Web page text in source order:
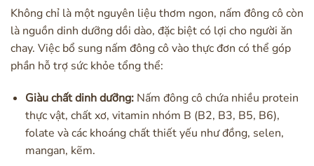
Không chỉ là một nguyên liệu thơm ngon, nấm đông cô còn
là nguồn dinh dưỡng dồi dào, đặc biệt có lợi cho người ăn
chay. Việc bổ sung nấm đông cô vào thực đơn có thể góp
phần hỗ trợ sức khỏe tổng thể:
Giàu chất dinh dưỡng:Nấm đông cô chứa nhiều protein
thực vật, chất xơ, vitamin nhóm B (B2, B3, B5, B6),
folate và các khoáng chất thiết yếu như đồng, selen,
mangan, kẽm.